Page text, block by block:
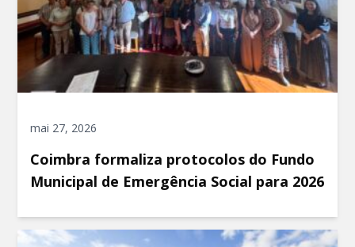
mai 27, 2026
Coimbra formaliza protocolos do Fundo
Municipal de Emergência Social para 2026